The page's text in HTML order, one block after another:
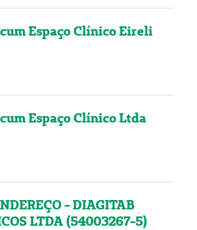
Espaço Clínico Eireli
Espaço Clínico Ltda
- DIAGITAB
LTDA (54003267-5)